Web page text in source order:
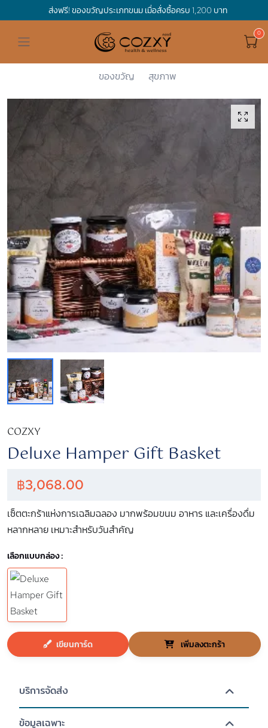
ส่งฟรี! ของขวัญประเภทขนม เมื่อสั่งซื้อครบ 1,200 บาท
ของขวัญ สุขภาพ
ของขวัญและ... Hamper Bas...
COZXY
Deluxe Hamper Gift Basket
฿3,068.00
เซ็ตตะกร้าแห่งการเฉลิมฉลอง มากพร้อมขนม อาหาร และเครื่องดื่ม
หลากหลาย เหมาะสำหรับวันสำคัญ
เลือกแบบกล่อง :
เขียนการ์ด เพิ่มลงตะกร้า
บริการจัดส่ง
ข้อมูลเฉพาะ
ดูทั้งหมด ของขวัญและเทศกาล
Holidays
ดูทั้งหมด Holidays
Father's day
New Year
Chinese New Year
Songkran's day
By Occasion
ดูทั้งหมด By Occasion
Stay Safe
New Baby
Congrats to you
ดูทั้งหมด Special one
For Her
ดูทั้งหมด เครื่องดื่ม
ดูทั้งหมด Premium Bird's Nest
Gift Boxes
Bird's nest sets
Tea
ดูทั้งหมด Tea
Tasting Boxes
Luxury
ดูทั้งหมด Luxury
Non-Alcoholic Beverage
ดูทั้งหมด อาหาร
ดูทั้งหมด Wholegrain
Organic Rice
Cookies
ดูทั้งหมด Cookies
Gift Boxes
Tasting Boxes
Chocolate
ดูทั้งหมด Chocolate
Tasting Boxes
ดูทั้งหมด Macaron
Tasting Boxes
Best Sellers
ดูทั้งหมด ของใช้ในบ้าน
หมอนประคบร้อนเย็น
ผ้าห่มถ่วงน้ำหนัก
เกี่ยวกับเรา
Gift box
Read our blogs
Corporate Gift
Wedding Gift
Spa